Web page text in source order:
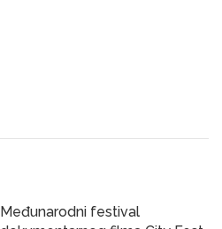
Međunarodni festival